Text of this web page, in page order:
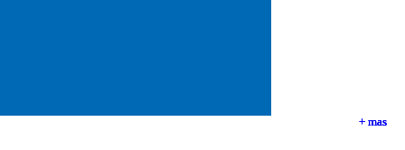
+ mas
+ mas
+ mas
+ mas